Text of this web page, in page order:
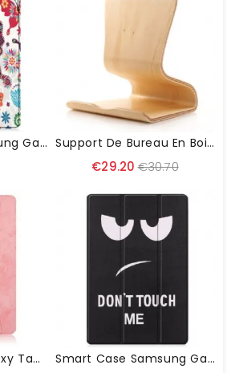
Smart Case Samsung Galaxy Tab S8 Plus / S7 Plus Renforcée Papillons Et Fleurs Support De Bureau En Bois Naturel Style 70 Pour Tablette
€29.20 €30.70
Étui Samsung Galaxy Tab S8 Plus / S7 Plus Effet Cuir Business Smart Case Samsung Galaxy Tab S8 Plus / S7 Plus Renforcée Don't Touch Me